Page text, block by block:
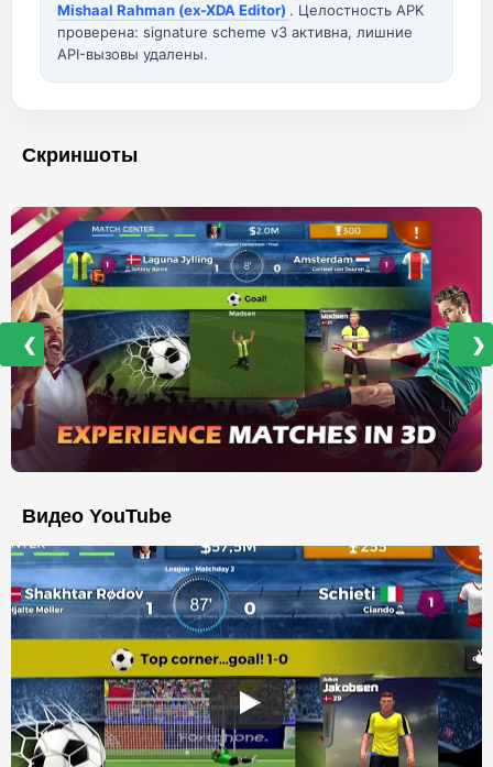
Mishaal Rahman (ex-XDA Editor) . Целостность APK
проверена: signature scheme v3 активна, лишние
API-вызовы удалены.
Скриншоты
❮ ❯
Видео YouTube